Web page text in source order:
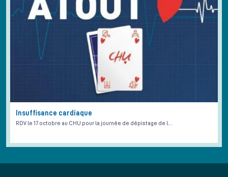
Insuffisance cardiaque
RDV le 17 octobre au CHU pour la journée de dépistage de l…